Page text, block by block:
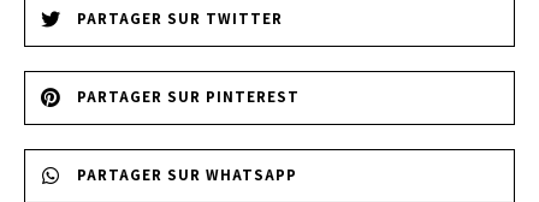
PARTAGER SUR TWITTER
PARTAGER SUR PINTEREST
PARTAGER SUR WHATSAPP